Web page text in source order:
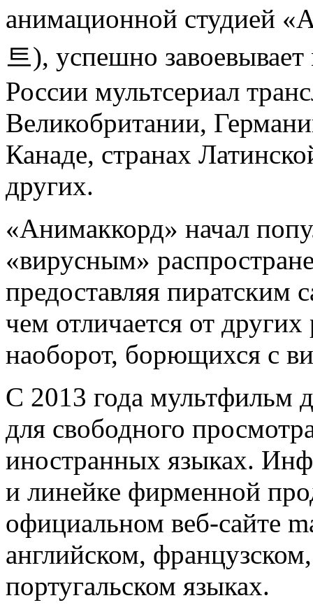
анимационной
트), успешно
России мультсериал
Великобритании,
Канаде, странах
других.
«Анимаккорд» начал
«вирусным»
предоставляя пиратским
чем отличается от
наоборот, борющихся с
С 2013 года мультфильм
для свободного
иностранных языках.
и линейке фирменной
официальном веб-сайте
английском,
португальском языках.